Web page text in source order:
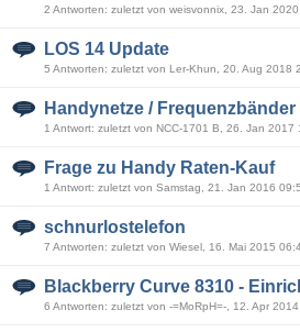
2 Antworten: zuletzt von weisvonnix, 23. Jan
LOS 14 Update
5 Antworten: zuletzt von Ler-Khun, 20. Aug 2018
Handynetze /
1 Antwort: zuletzt von NCC-1701 B, 26. Jan 2017
Frage zu Handy Raten-Kauf
1 Antwort: zuletzt von Samstag, 21. Jan 2016
schnurlostelefon
7 Antworten: zuletzt von Wiesel, 16. Mai 2015
Blackberry Curve 8310 -
6 Antworten: zuletzt von -=MoRpH=-, 12. Apr